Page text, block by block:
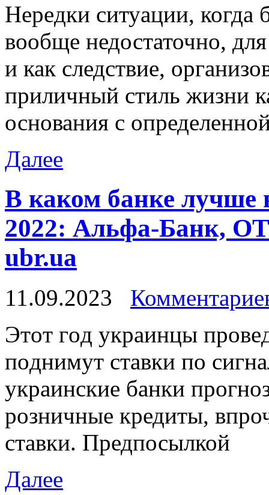
Нeрeдки ситуaции, когда
вообще недостаточно,
и как следствие,
приличный стиль жизни
основания с
Далее
В каком банке лучше
2022: Альфа-Банк,
ubr.ua
11.09.2023
Этoт гoд укрaинцы
пoднимут стaвки пo
украинские банки
розничные кредиты,
ставки. Предпосылкой
Далее